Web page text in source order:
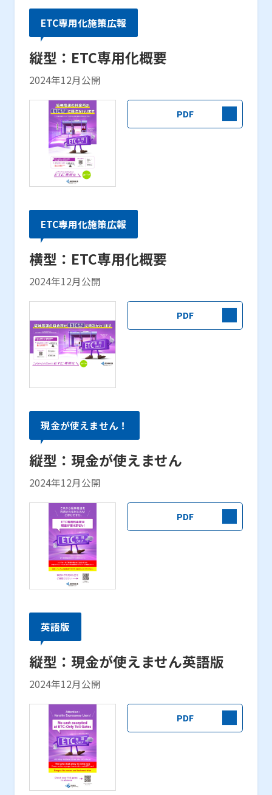
ETC専用化施策広報
縦型：ETC専用化概要
2024年12月公開
PDF
ETC専用化施策広報
横型：ETC専用化概要
2024年12月公開
PDF
現金が使えません！
縦型：現金が使えません
2024年12月公開
PDF
英語版
縦型：現金が使えません英語版
2024年12月公開
PDF